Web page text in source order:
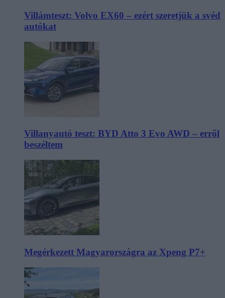
Villámteszt: Volvo EX60 – ezért szeretjük a svéd
autókat
Villanyautó teszt: BYD Atto 3 Evo AWD – erről
beszéltem
Megérkezett Magyarországra az Xpeng P7+